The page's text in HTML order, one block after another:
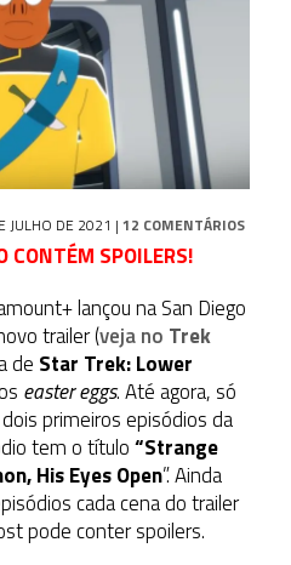
JULHO DE 2021 | 12 COMENTÁRIOS
CONTÉM SPOILERS!
lançou na San Diego
trailer (veja no Trek
de Star Trek: Lower
easter eggs. Até agora, só
primeiros episódios da
tem o título“Strange
His Eyes Open”. Ainda
cada cena do trailer
pode conter spoilers.